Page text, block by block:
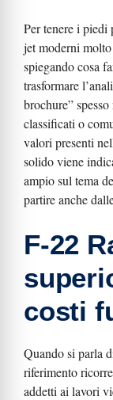
Per tenere i piedi
jet moderni
spiegando cosa
trasformare
brochure”
classificati o
valori presenti
solido viene
ampio sul tema
partire anche
F-22
costi
Quando si parla
riferimento
addetti ai lavori